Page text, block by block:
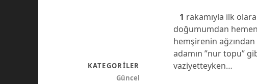
1 rakamıyla ilk
doğumumdan
hemşirenin
adamın ”nur topu”
vaziyetteyken…
KATEGORILER
Güncel